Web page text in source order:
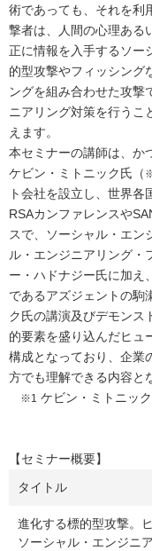
術であっても、それを利
撃者は、人間の心理ある
正に情報を入手するソー
的型攻撃やフィッシング
ングを組み合わせた攻撃
ニアリング対策を行うこ
えます。
本セミナーの講師は、か
ケビン・ミトニック氏（
ト会社を設立し、世界各
RSAカンファレンスや
スで、ソーシャル・エン
ル・エンジニアリング・
ー・ハドナジー氏に加え
であるアズジェントの駒
ク氏の講演及びデモンス
的要素を盛り込んだヒュ
構成となっており、企業
方でも理解できる内容と
※1 ケビン・ミトニッ
【セミナー概要】
タイトル
進化する標的型攻撃。
ソーシャル・エンジニ